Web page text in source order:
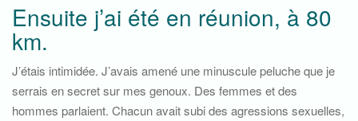
Ensuite j’ai été en réunion, à 80
km.
J’étais intimidée. J’avais amené une minuscule peluche que je
serrais en secret sur mes genoux. Des femmes et des
hommes parlaient. Chacun avait subi des agressions sexuelles,